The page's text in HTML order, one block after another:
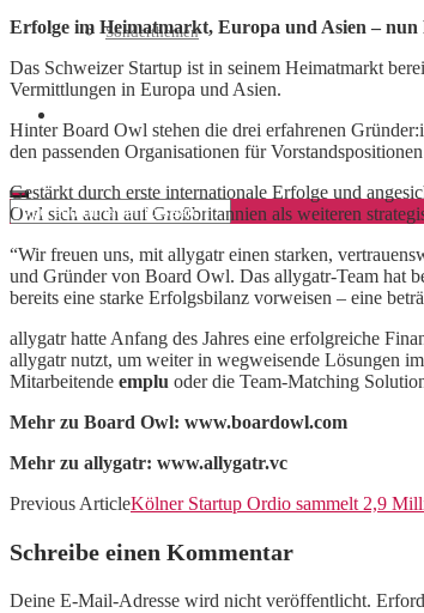
Sonderthemen
Erfolge im Heimatmarkt, Europa und Asien –
Das Schweizer Startup ist in seinem Heimatmarkt
Vermittlungen in Europa und Asien.
Hinter Board Owl stehen die drei erfahrenen
den passenden Organisationen für
Gestärkt durch erste internationale Erfolge und
Owl sich auch auf Großbritannien als weiteren
“Wir freuen uns, mit allygatr einen starken,
und Gründer von Board Owl. Das allygatr-Team hat
bereits eine starke Erfolgsbilanz vorweisen – eine
allygatr hatte Anfang des Jahres eine erfolgreiche
allygatr nutzt, um weiter in wegweisende Lösungen
Mitarbeitende emplu oder die Team-Matching
Mehr zu Board Owl: www.boardowl.com
Mehr zu allygatr: www.allygatr.vc
Previous ArticleKölner Startup Ordio sammelt 2,9
Schreibe einen Kommentar
Deine E-Mail-Adresse wird nicht veröffentlicht.